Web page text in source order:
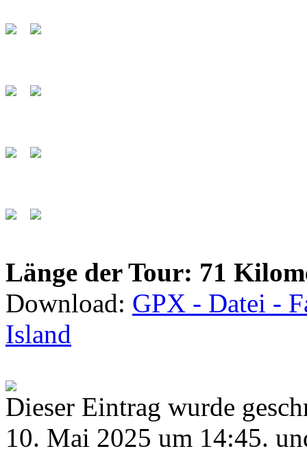
Länge der Tour: 71
Download: GPX - Datei -
Island
Dieser Eintrag wurde
10. Mai 2025 um 14:45.